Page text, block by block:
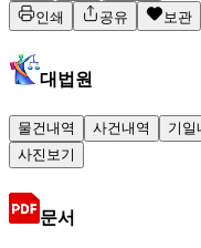
인쇄
공유 보관
대법원
물건내역 사건내역 기일
사진보기
문서